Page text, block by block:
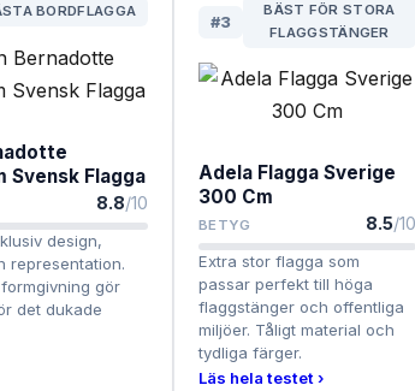
BORDFLAGGA
Svensk Flagga
8.8/10
design,
representation.
gör
det dukade
#3
BÄST FÖR STORA
FLAGGSTÄNGER
Adela Flagga Sverige
300 Cm
BETYG 8.5/10
Extra stor flagga som
passar perfekt till höga
flaggstänger och offentliga
miljöer. Tåligt material och
tydliga färger.
Läs hela testet ›